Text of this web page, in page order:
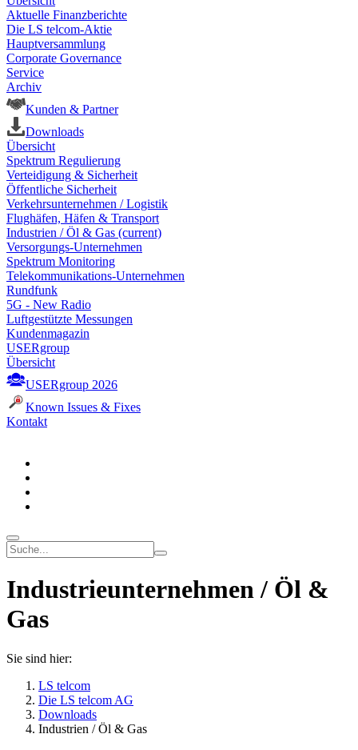
Aktuelle Finanzberichte
Die LS telcom-Aktie
Hauptversammlung
Corporate Governance
Service
Archiv
Kunden & Partner
Downloads
Übersicht
Spektrum Regulierung
Verteidigung & Sicherheit
Öffentliche Sicherheit
Verkehrsunternehmen / Logistik
Flughäfen, Häfen & Transport
Industrien / Öl & Gas (current)
Versorgungs-Unternehmen
Spektrum Monitoring
Telekommunikations-Unternehmen
Rundfunk
5G - New Radio
Luftgestützte Messungen
Kundenmagazin
USERgroup
Übersicht
USERgroup 2026
Known Issues & Fixes
Kontakt
Industrieunternehmen / Öl &
Gas
Sie sind hier:
LS telcom
Die LS telcom AG
Downloads
Industrien / Öl & Gas